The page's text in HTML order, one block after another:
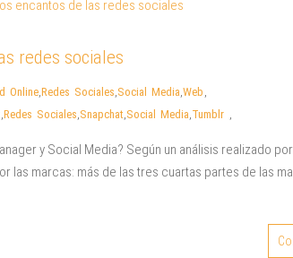
redes sociales
Online,Redes Sociales,Social Media,Web ,
,Redes Sociales,Snapchat,Social Media,Tumblr ,
y Social Media? Según un análisis realizado por
las marcas: más de las tres cuartas partes de las